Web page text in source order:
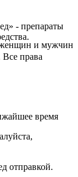
- препараты
права
время
отправкой.